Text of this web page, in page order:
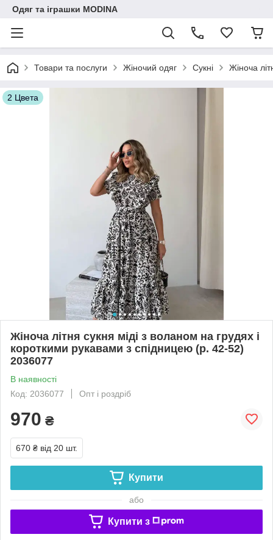
Одяг та іграшки MODINA
Товари та послуги Жіночий одяг Сукні Жіноча
2 Цвета
Жіноча літня сукня міді з воланом на грудях і
короткими рукавами з спідницею (р. 42-52)
2036077
В наявності
Код: 2036077
Опт і роздріб
970 ₴
670 ₴ від 20 шт.
Купити
або
Купити з